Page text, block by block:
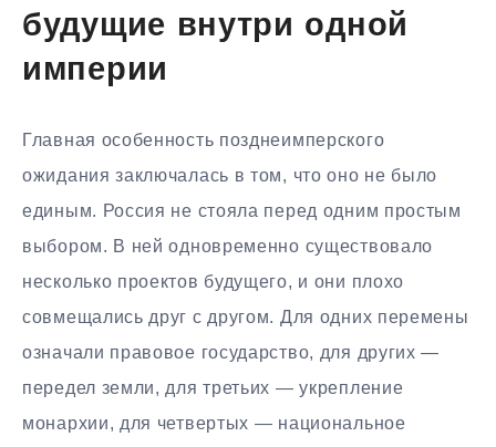
будущие внутри одной
империи
Главная особенность позднеимперского
ожидания заключалась в том, что оно не было
единым. Россия не стояла перед одним простым
выбором. В ней одновременно существовало
несколько проектов будущего, и они плохо
совмещались друг с другом. Для одних перемены
означали правовое государство, для других —
передел земли, для третьих — укрепление
монархии, для четвертых — национальное